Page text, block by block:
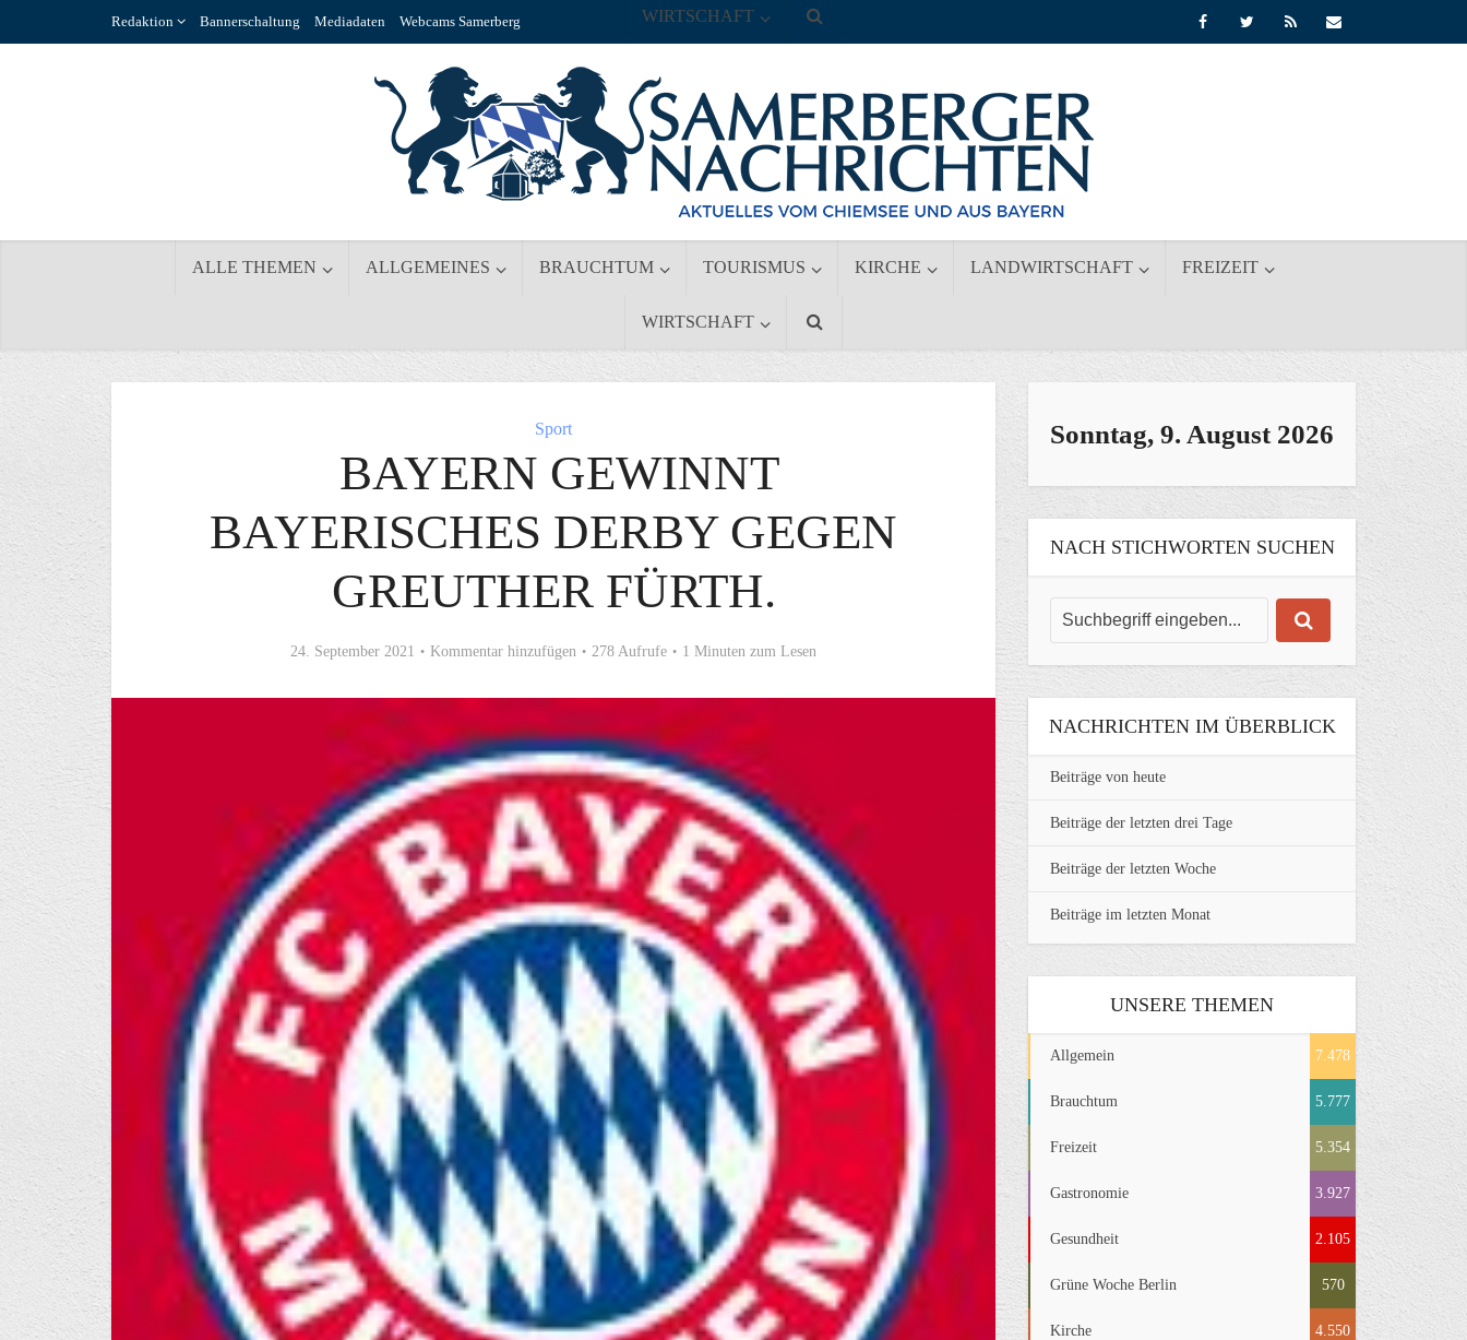
Redaktion Bannerschaltung Mediadaten Webcams Samerberg
ALLE THEMEN ALLGEMEINES BRAUCHTUM TOURISMUS KIRCHE LANDWIRTSCHAFT FREIZEIT
WIRTSCHAFT
WIRTSCHAFT
Sport
BAYERN GEWINNT
BAYERISCHES DERBY GEGEN
GREUTHER FÜRTH.
24. September 2021 Kommentar hinzufügen 278 Aufrufe 1 Minuten zum Lesen
Sonntag, 9. August 2026
NACH STICHWORTEN SUCHEN
NACHRICHTEN IM ÜBERBLICK
Beiträge von heute
Beiträge der letzten drei Tage
Beiträge der letzten Woche
Beiträge im letzten Monat
UNSERE THEMEN
Allgemein 7.478
Brauchtum 5.777
Freizeit 5.354
Gastronomie 3.927
Gesundheit 2.105
Grüne Woche Berlin 570
Kirche 4.550